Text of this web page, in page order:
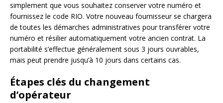
simplement que vous souhaitez conserver votre numéro et
fournissez le code RIO. Votre nouveau fournisseur se chargera
de toutes les démarches administratives pour transférer votre
numéro et résilier automatiquement votre ancien contrat. La
portabilité s’effectue généralement sous 3 jours ouvrables,
mais peut prendre jusqu’à 10 jours dans certains cas.
Étapes clés du changement
d’opérateur